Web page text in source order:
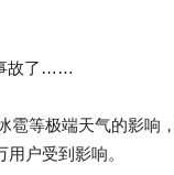
故了……
雹等极端天气的影响
户受到影响。